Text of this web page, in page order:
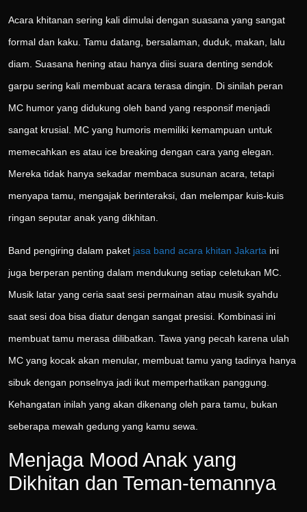
Acara khitanan sering kali dimulai dengan suasana yang sangat
formal dan kaku. Tamu datang, bersalaman, duduk, makan, lalu
diam. Suasana hening atau hanya diisi suara denting sendok
garpu sering kali membuat acara terasa dingin. Di sinilah peran
MC humor yang didukung oleh band yang responsif menjadi
sangat krusial. MC yang humoris memiliki kemampuan untuk
memecahkan es atau ice breaking dengan cara yang elegan.
Mereka tidak hanya sekadar membaca susunan acara, tetapi
menyapa tamu, mengajak berinteraksi, dan melempar kuis-kuis
ringan seputar anak yang dikhitan.
Band pengiring dalam paket jasa band acara khitan Jakarta ini
juga berperan penting dalam mendukung setiap celetukan MC.
Musik latar yang ceria saat sesi permainan atau musik syahdu
saat sesi doa bisa diatur dengan sangat presisi. Kombinasi ini
membuat tamu merasa dilibatkan. Tawa yang pecah karena ulah
MC yang kocak akan menular, membuat tamu yang tadinya hanya
sibuk dengan ponselnya jadi ikut memperhatikan panggung.
Kehangatan inilah yang akan dikenang oleh para tamu, bukan
seberapa mewah gedung yang kamu sewa.
Menjaga Mood Anak yang
Dikhitan dan Teman-temannya